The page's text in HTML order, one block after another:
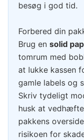
besøg i god tid.
Forbered din
Brug en solid
tomrum med
at lukke kassen
gamle labels og
Skriv tydeligt
husk at
pakkens
risikoen for